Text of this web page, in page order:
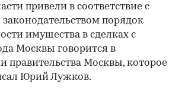
привели в соответствие с
порядок
имущества в сделках с
Москвы говорится в
правительства Москвы, которое
Юрий Лужков.